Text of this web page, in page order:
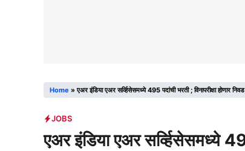
Home »एअर इंडिया एअर सर्व्हिसेसमध्ये 495 पदांची भरती ; विनापरीक्षा होणार निवड
JOBS
एअर इंडिया एअर सर्व्हिसेसमध्ये